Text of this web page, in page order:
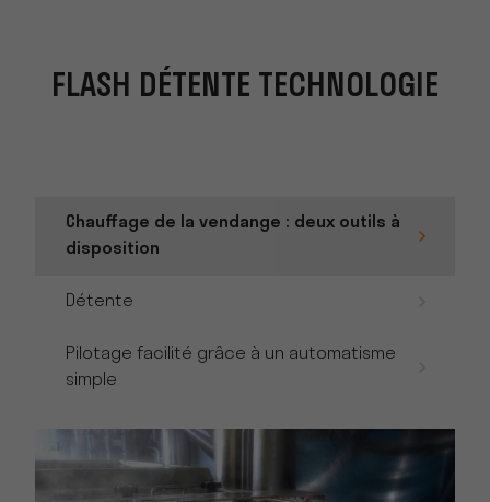
FLASH DÉTENTE TECHNOLOGIE
Chauffage de la vendange : deux outils à
disposition
Détente
Pilotage facilité grâce à un automatisme
simple